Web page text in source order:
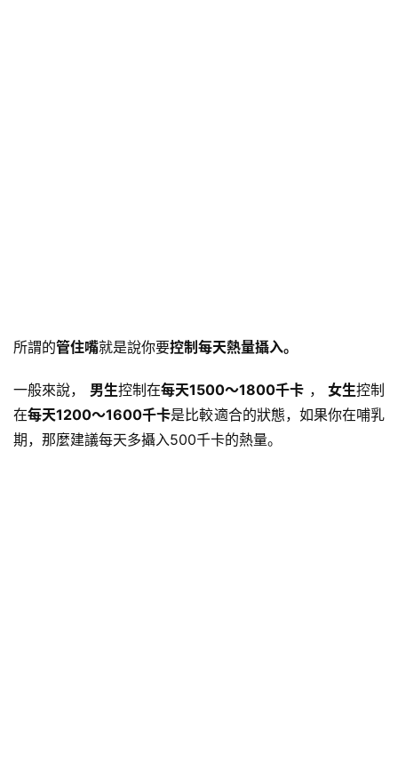
所謂的管住嘴就是說你要控制每天熱量攝入。
一般來說， 男生控制在每天1500～1800千卡 ， 女生控制
在每天1200～1600千卡是比較適合的狀態，如果你在哺乳
期，那麼建議每天多攝入500千卡的熱量。